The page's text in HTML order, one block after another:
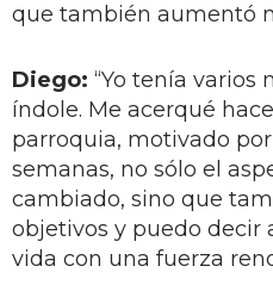
que también aumentó
Diego: “Yo tenía varios
índole. Me acerqué
parroquia, motivado
semanas, no sólo el
cambiado, sino que
objetivos y puedo decir
vida con una fuerza